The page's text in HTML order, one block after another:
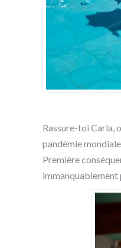
Rassure-toi Carla,
pandémie
Première
immanquablement